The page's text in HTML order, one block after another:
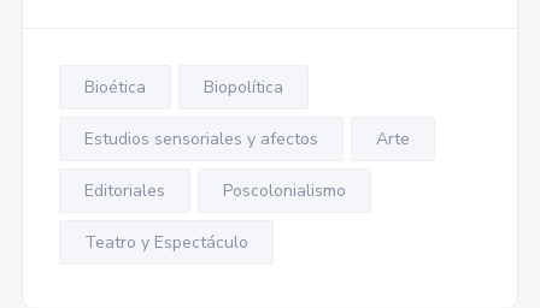
Bioética Biopolítica
Estudios sensoriales y afectos Arte
Editoriales Poscolonialismo
Teatro y Espectáculo